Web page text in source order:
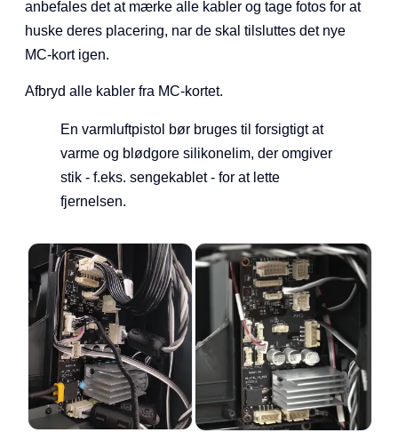
anbefales det at mærke alle kabler og tage fotos for at
huske deres placering, nar de skal tilsluttes det nye
MC-kort igen.
Afbryd alle kabler fra MC-kortet.
En varmluftpistol bør bruges til forsigtigt at
varme og blødgore silikonelim, der omgiver
stik - f.eks. sengekablet - for at lette
fjernelsen.